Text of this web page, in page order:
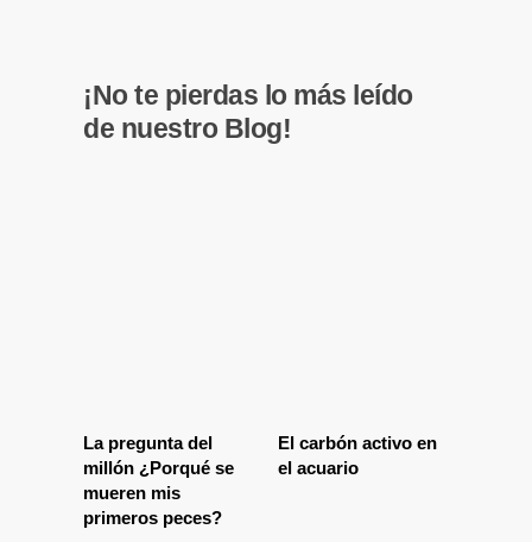
¡No te pierdas lo más leído
de nuestro Blog!
La pregunta del
millón ¿Porqué se
mueren mis
primeros peces?
El carbón activo en
el acuario